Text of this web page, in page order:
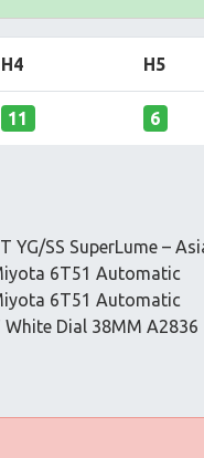
H4 H5
11 6
YG/SS SuperLume –
6T51 Automatic
6T51 Automatic
Dial 38MM A2836